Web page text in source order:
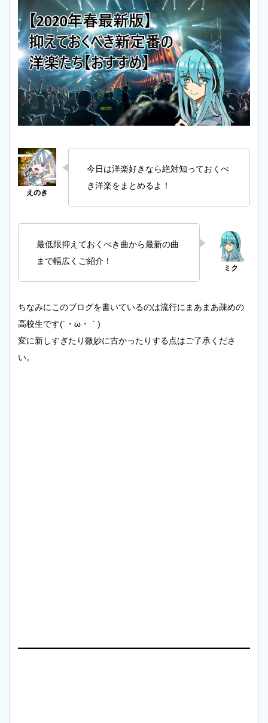
今日は洋楽好きなら絶対知っておくべ
き洋楽をまとめるよ！
最低限抑えておくべき曲から最新の曲
まで幅広くご紹介！
ちなみにこのブログを書いているのは流行にまあまあ疎めの
高校生です(´・ω・｀)
変に新しすぎたり微妙に古かったりする点はご了承くださ
い。